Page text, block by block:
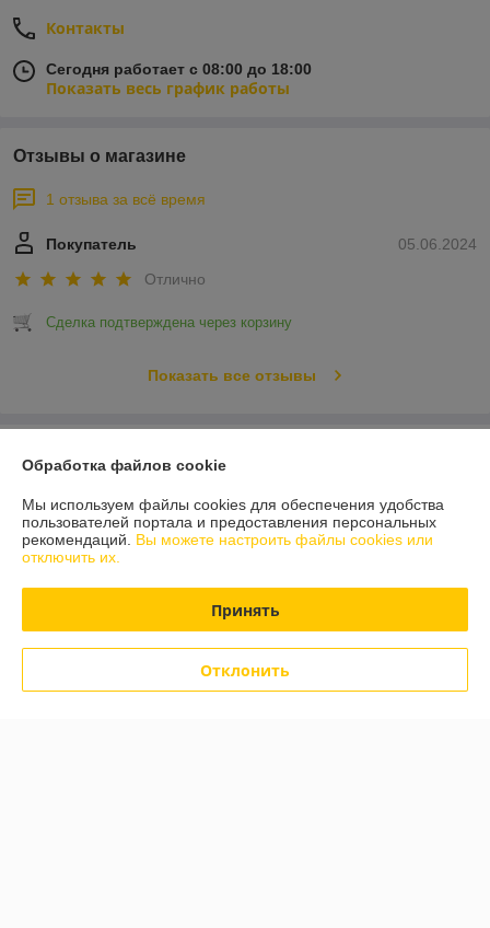
Контакты
Сегодня работает с 08:00 до 18:00
Показать весь график работы
Отзывы о магазине
1 отзыва за всё время
05.06.2024
Покупатель
Отлично
Сделка подтверждена через корзину
Показать все отзывы
Контакты
Доставка и оплата
Полная версия сайта
Обработка файлов cookie
Мы используем файлы cookies для обеспечения удобства
пользователей портала и предоставления персональных
рекомендаций. Вы можете настроить файлы cookies или
отключить их.
Принять
Отклонить